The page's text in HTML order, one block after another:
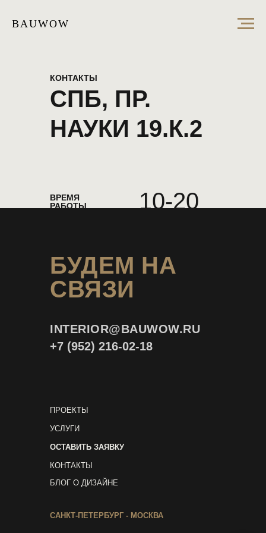
BAUWOW
СПБ, ПР.
НАУКИ 19.К.2
10-20
ВРЕМЯ
РАБОТЫ
КОНТАКТЫ
INTERIOR@BAUWOW.RU
КОНТАКТЫ
БЛОГ О ДИЗАЙНЕ
ОСТАВИТЬ ЗАЯВКУ
УСЛУГИ
ПРОЕКТЫ
САНКТ-ПЕТЕРБУРГ - МОСКВА
+7 (952) 216-02-18
БУДЕМ НА
СВЯЗИ